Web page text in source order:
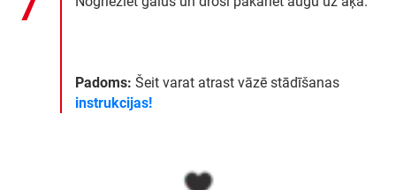
Padoms: Šeit varat atrast vāzē stādīšanas
instrukcijas!